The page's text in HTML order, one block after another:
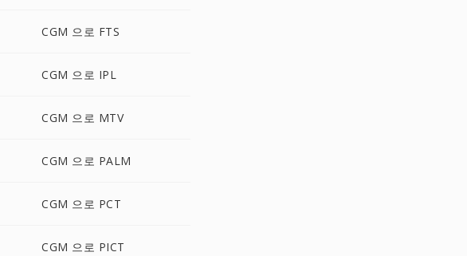
CGM 으로 FTS
CGM 으로 IPL
CGM 으로 MTV
CGM 으로 PALM
CGM 으로 PCT
CGM 으로 PICT